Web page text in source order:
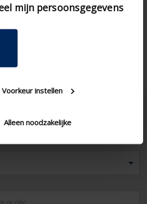
mijn persoonsgegevens
Voorkeur instellen
Alleen noodzakelijke